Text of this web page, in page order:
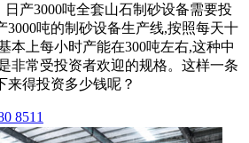
日产3000吨全套山石制砂设备需要投
3000吨的制砂设备生产线,按照每天十
本上每小时产能在300吨左右,这种中
非常受投资者欢迎的规格。这样一条
来得投资多少钱呢？
8511